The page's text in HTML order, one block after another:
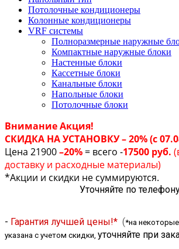
Потолочные кондиционеры
Колонные кондиционеры
VRF системы
Полноразмерные наружные
Компактные наружные блоки
Настенные блоки
Кассетные блоки
Канальные блоки
Напольные блоки
Потолочные блоки
Внимание Акция!
СКИДКА НА УСТАНОВКУ – 20% (с
Цена 21900–20% = всего -17500 руб.
доставку и расходные материалы)
*Акции и скидки не суммируются.
Уточняйте по
- Гарантия лучшей цены!* (*на
указана с учетом скидки, уточняйте при